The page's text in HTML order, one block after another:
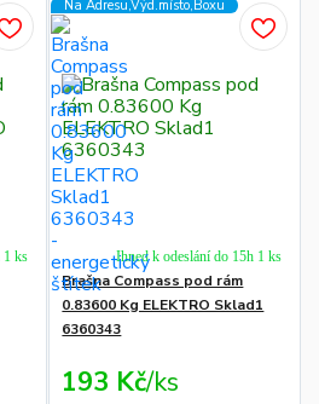
1 ks
Na Adresu,Výd.místo,Boxu
Brašna Compass pod rám
0.83600 Kg ELEKTRO Sklad1
6360343
193 Kč/ks
Ihned k odeslání do 15h 1 ks